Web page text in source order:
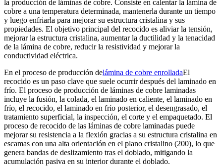
la producción de láminas de cobre. Consiste en calentar la lámina de
cobre a una temperatura determinada, mantenerla durante un tiempo
y luego enfriarla para mejorar su estructura cristalina y sus
propiedades. El objetivo principal del recocido es aliviar la tensión,
mejorar la estructura cristalina, aumentar la ductilidad y la tenacidad
de la lámina de cobre, reducir la resistividad y mejorar la
conductividad eléctrica.
En el proceso de producción delámina de cobre enrolladaEl
recocido es un paso clave que suele ocurrir después del laminado en
frío. El proceso de producción de láminas de cobre laminadas
incluye la fusión, la colada, el laminado en caliente, el laminado en
frío, el recocido, el laminado en frío posterior, el desengrasado, el
tratamiento superficial, la inspección, el corte y el empaquetado. El
proceso de recocido de las láminas de cobre laminadas puede
mejorar su resistencia a la flexión gracias a su estructura cristalina en
escamas con una alta orientación en el plano cristalino (200), lo que
genera bandas de deslizamiento tras el doblado, mitigando la
acumulación pasiva en su interior durante el doblado.